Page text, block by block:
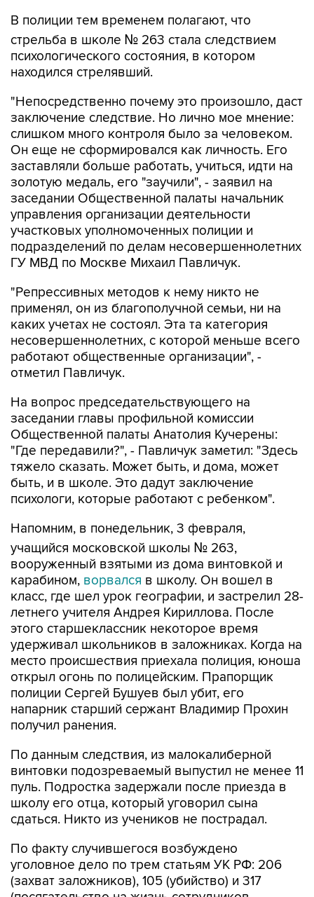
В полиции тем временем полагают, что
стрельба в школе № 263 стала следствием
психологического состояния, в котором
находился стрелявший.
"Непосредственно почему это произошло, даст
заключение следствие. Но лично мое мнение:
слишком много контроля было за человеком.
Он еще не сформировался как личность. Его
заставляли больше работать, учиться, идти на
золотую медаль, его "заучили", - заявил на
заседании Общественной палаты начальник
управления организации деятельности
участковых уполномоченных полиции и
подразделений по делам несовершеннолетних
ГУ МВД по Москве Михаил Павличук.
"Репрессивных методов к нему никто не
применял, он из благополучной семьи, ни на
каких учетах не состоял. Эта та категория
несовершеннолетних, с которой меньше всего
работают общественные организации", -
отметил Павличук.
На вопрос председательствующего на
заседании главы профильной комиссии
Общественной палаты Анатолия Кучерены:
"Где передавили?", - Павличук заметил: "Здесь
тяжело сказать. Может быть, и дома, может
быть, и в школе. Это дадут заключение
психологи, которые работают с ребенком".
Напомним, в понедельник, 3 февраля,
учащийся московской школы № 263,
вооруженный взятыми из дома винтовкой и
карабином, ворвался в школу. Он вошел в
класс, где шел урок географии, и застрелил 28-
летнего учителя Андрея Кириллова. После
этого старшеклассник некоторое время
удерживал школьников в заложниках. Когда на
место происшествия приехала полиция, юноша
открыл огонь по полицейским. Прапорщик
полиции Сергей Бушуев был убит, его
напарник старший сержант Владимир Прохин
получил ранения.
По данным следствия, из малокалиберной
винтовки подозреваемый выпустил не менее 11
пуль. Подростка задержали после приезда в
школу его отца, который уговорил сына
сдаться. Никто из учеников не пострадал.
По факту случившегося возбуждено
уголовное дело по трем статьям УК РФ: 206
(захват заложников), 105 (убийство) и 317